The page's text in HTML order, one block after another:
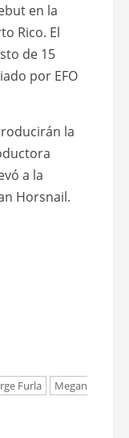
en la
Rico. El
de 15
por EFO
la
a la
Horsnail.
Furla
Megan